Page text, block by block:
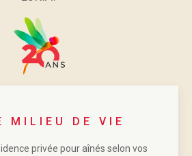
MILIEU DE VIE
privée pour aînés selon vos